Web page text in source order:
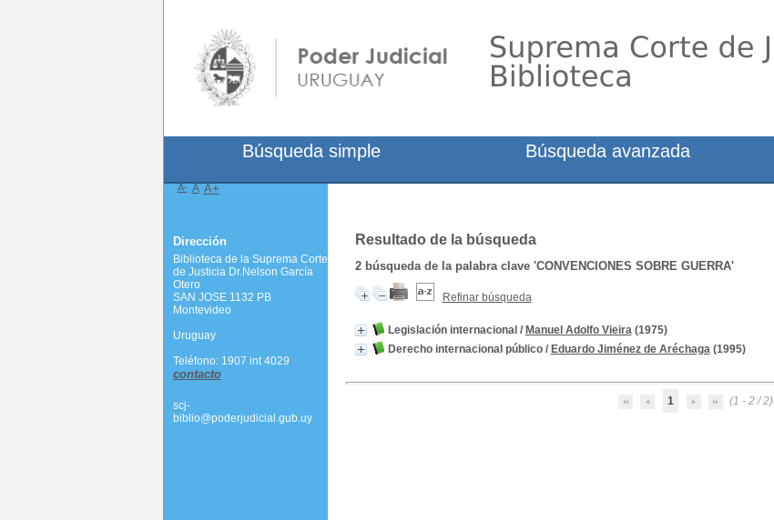
Resultado de la búsqueda
2búsqueda de la palabra clave 'CONVENCIONES SOBRE GUERRA'
Refinar búsqueda
Legislación internacional / Manuel Adolfo Vieira(1975)
Derecho internacional público/ Eduardo Jiménez de Aréchaga(1995)
1 (1 - 2 / 2)
Búsqueda simple Búsqueda avanzada
A- A A+
Dirección
Biblioteca de la Suprema Corte
de Justicia Dr.Nelson García
Otero
SAN JOSE 1132 PB
Montevideo
Uruguay
Teléfono: 1907 int 4029
contacto
scj-
biblio@poderjudicial.gub.uy